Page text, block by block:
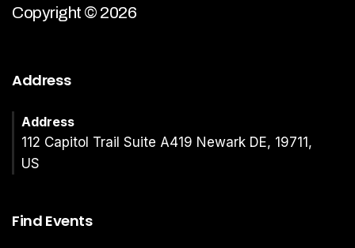
Copyright © 2026
Address
Address
112 Capitol Trail Suite A419 Newark DE, 19711,
US
Find Events